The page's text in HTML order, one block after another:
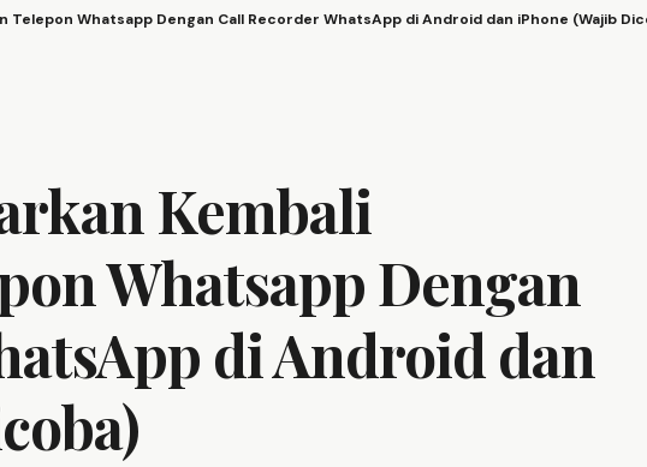
Telepon Whatsapp Dengan Call Recorder WhatsApp di Android dan iPhone (Wajib
Kembali
Whatsapp Dengan
di Android dan